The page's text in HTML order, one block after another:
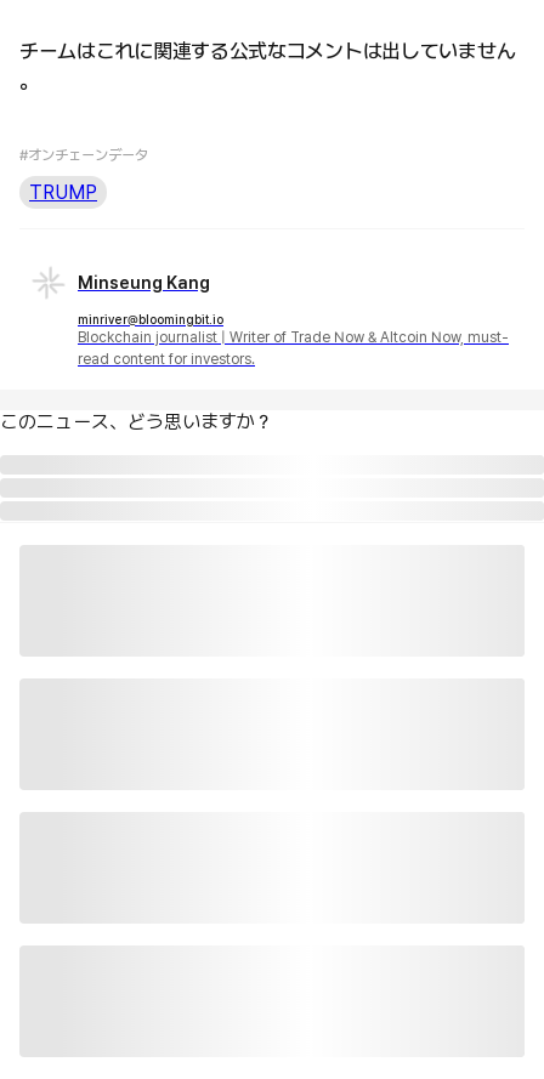
チームはこれに関連する公式なコメントは出していません
。
#オンチェーンデータ
TRUMP
Minseung Kang
minriver@bloomingbit.io
Blockchain journalist | Writer of Trade Now & Altcoin Now, must-
read content for investors.
このニュース、どう思いますか？